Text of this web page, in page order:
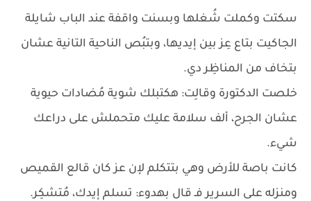
سكتت وكملت شُغلها وبسنت واقفة عند الباب شايلة
الجاكيت بتاع عِز بين إيديها، وبتبُص الناحية التانية عشان
بتخاف من المناظِر دي.
خلصت الدكتورة وقالِت: هكتبلك شوية مُضادات حيوية
عشان الجرح، ألف سلامة عليك متحملش على دراعك
شيء.
كانت باصة للأرض وهي بتتكلم لإن عز كان قالع القميص
ومنزله على السرير فـ قال بهدوء: تسلم إيدك، مُتشكِر.